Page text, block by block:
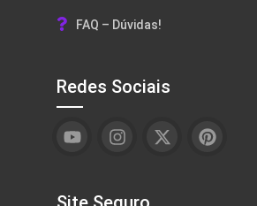
FAQ – Dúvidas!
Redes Sociais